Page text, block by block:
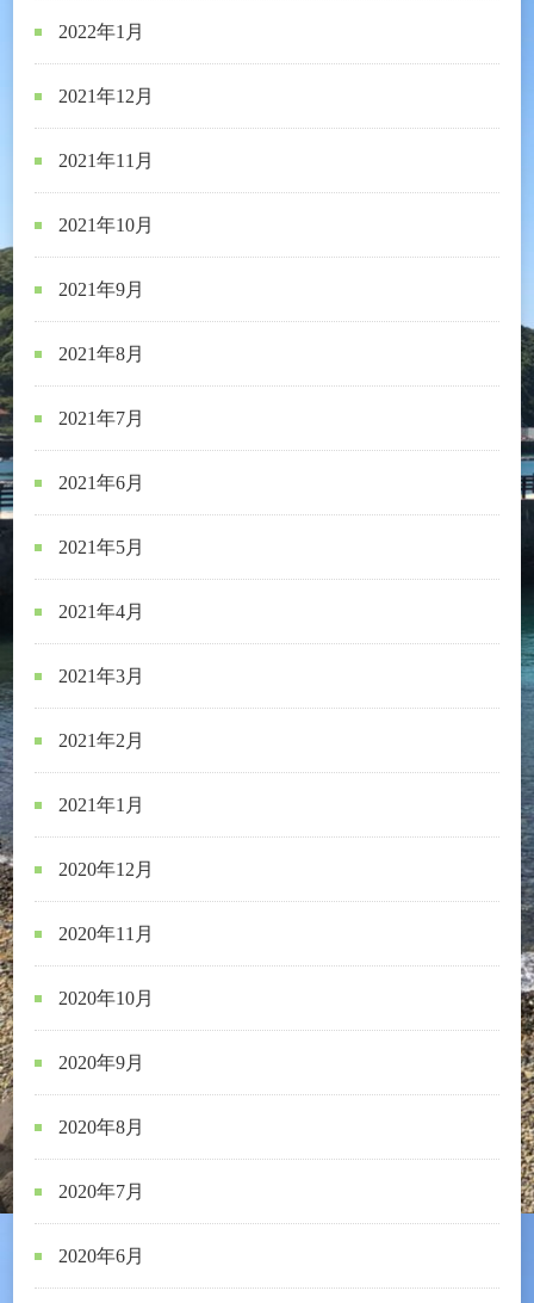
2022年1月
2021年12月
2021年11月
2021年10月
2021年9月
2021年8月
2021年7月
2021年6月
2021年5月
2021年4月
2021年3月
2021年2月
2021年1月
2020年12月
2020年11月
2020年10月
2020年9月
2020年8月
2020年7月
2020年6月